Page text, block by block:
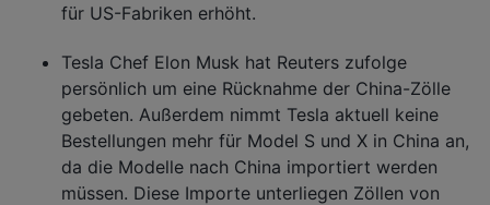
für US-Fabriken erhöht.
Tesla Chef Elon Musk hat Reuters zufolge
persönlich um eine Rücknahme der China-Zölle
gebeten. Außerdem nimmt Tesla aktuell keine
Bestellungen mehr für Model S und X in China an,
da die Modelle nach China importiert werden
müssen. Diese Importe unterliegen Zöllen von